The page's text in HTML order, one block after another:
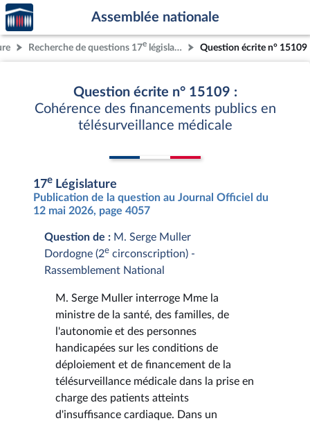
Aller au contenu
Aller en bas de la page
Accèder
à la
page
d'accueil
Assemblée nationale
Recherche de questions 17e législature Question écrite n° 15109
Question écrite n° 15109 :
Cohérence des financements publics en
télésurveillance médicale
17e Législature
Publication de la question au Journal Officiel du
12 mai 2026, page 4057
Question de : M. Serge Muller
Dordogne (2e circonscription) -
Rassemblement National
M. Serge Muller interroge Mme la
ministre de la santé, des familles, de
l'autonomie et des personnes
handicapées sur les conditions de
déploiement et de financement de la
télésurveillance médicale dans la prise en
charge des patients atteints
d'insuffisance cardiaque. Dans un